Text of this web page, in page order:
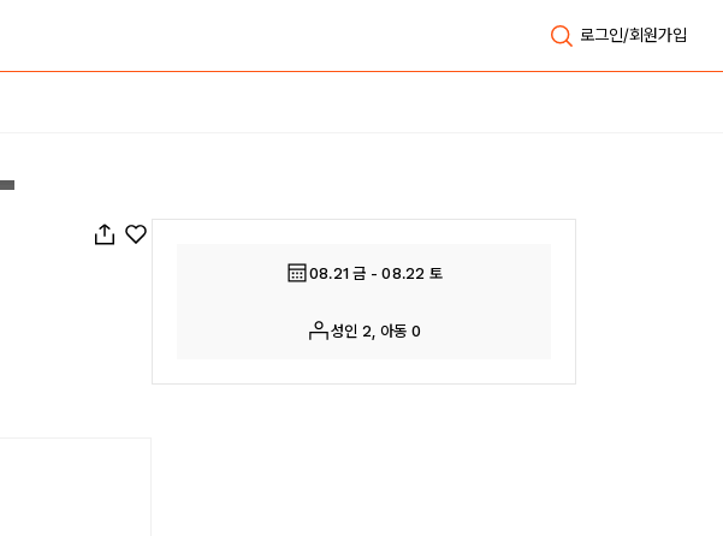
로그인/회원가입
08.21 금 - 08.22 토
성인 2, 아동 0